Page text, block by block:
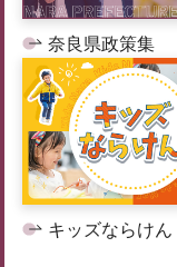
奈良県政策集
キッズならけん